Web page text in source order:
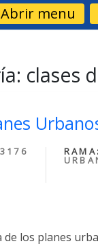
Abrir menu
clases
3176 RAMA:
de los planes